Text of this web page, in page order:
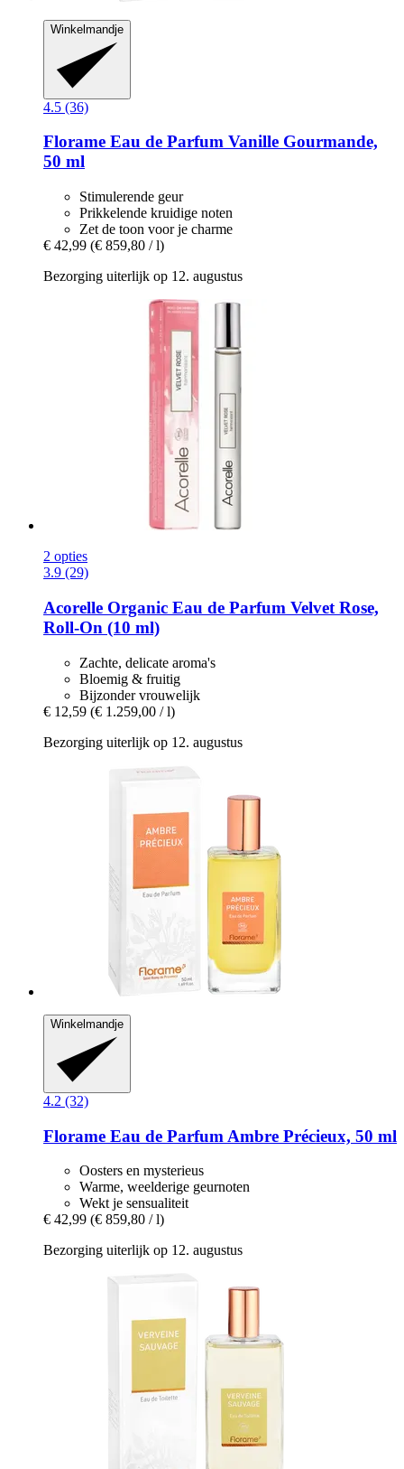
Winkelmandje
4.5 (36)
Florame Eau de Parfum Vanille Gourmande,
50 ml
Stimulerende geur
Prikkelende kruidige noten
Zet de toon voor je charme
€ 42,99 (€ 859,80 / l)
Bezorging uiterlijk op 12. augustus
2 opties
3.9 (29)
Acorelle Organic Eau de Parfum Velvet Rose,
Roll-​On (10 ml)
Zachte, delicate aroma's
Bloemig & fruitig
Bijzonder vrouwelijk
€ 12,59 (€ 1.259,00 / l)
Bezorging uiterlijk op 12. augustus
Winkelmandje
4.2 (32)
Florame Eau de Parfum Ambre Précieux, 50 ml
Oosters en mysterieus
Warme, weelderige geurnoten
Wekt je sensualiteit
€ 42,99 (€ 859,80 / l)
Bezorging uiterlijk op 12. augustus